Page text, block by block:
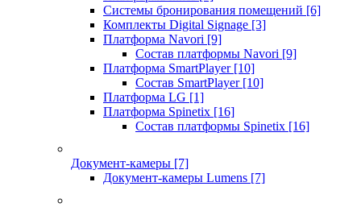
Системы бронирования помещений [6]
Комплекты Digital Signage [3]
Платформа Navori [9]
Состав платформы Navori [9]
Платформа SmartPlayer [10]
Состав SmartPlayer [10]
Платформа LG [1]
Платформа Spinetix [16]
Состав платформы Spinetix [16]
Документ-камеры [7]
Документ-камеры Lumens [7]